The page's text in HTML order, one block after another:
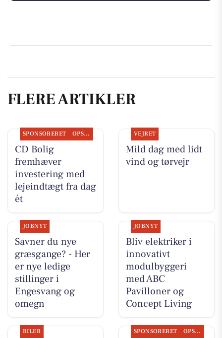
FLERE ARTIKLER
SPONSORERET OPSLAGSTAVLEN
CD Bolig
fremhæver
investering med
lejeindtægt fra dag
ét
VEJRET
Mild dag med lidt
vind og tørvejr
JOBNYT
Savner du nye
græsgange? - Her
er nye ledige
stillinger i
Engesvang og
omegn
JOBNYT
Bliv elektriker i
innovativt
modulbyggeri
med ABC
Pavilloner og
Concept Living
BILER SPONSORERET OPSLAGSTAVLEN